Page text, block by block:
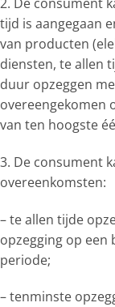
tijd is aangegaan
van producten
diensten, te allen
duur opzeggen
overeengekomen
van ten hoogste
3. De consument
overeenkomsten:
– te allen tijde
opzegging op een
periode;
– tenminste